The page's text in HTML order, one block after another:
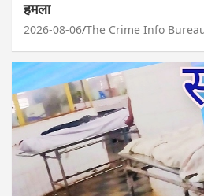
हमला
2026-08-06 The Crime Info